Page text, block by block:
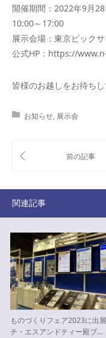
開催期間：2022年9月
10:00～17:00
展示会場：東京ビック
公式HP：https://
皆様のお越しをお待ちし
お知らせ, 展示会
関連記事
ものづくりフェア2023に出
チ・エスアンドティー殿ブ…